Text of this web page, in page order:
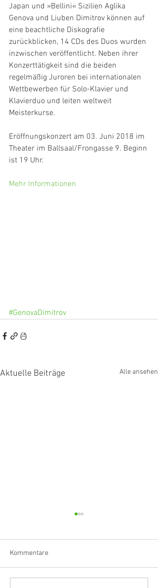
Japan und »Bellini« Sizilien Aglika
Genova und Liuben Dimitrov können auf
eine beachtliche Diskografie
zurückblicken, 14 CDs des Duos wurden
inzwischen veröffentlicht. Neben ihrer
Konzerttätigkeit sind die beiden
regelmäßig Juroren bei internationalen
Wettbewerben für Solo-Klavier und
Klavierduo und leiten weltweit
Meisterkurse.
Eröffnungskonzert am 03. Juni 2018 im
Theater im Ballsaal/Frongasse 9. Beginn
ist 19 Uhr.
Mehr Informationen
#GenovaDimitrov
Aktuelle Beiträge Alle ansehen
Kommentare